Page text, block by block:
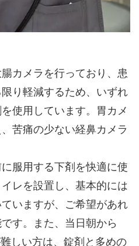
カメラを行っており、患
り軽減するため、いずれ
使用しています。胃カメ
苦痛の少ない経鼻カメラ
服用する下剤を快適に使
レを設置し、基本的には
いますが、ご希望があれ
す。また、当日朝から
しい方は、錠剤と多めの